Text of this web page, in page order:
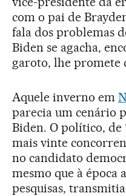
com o pai de
fala dos problemas
Biden se agacha,
garoto, lhe promete
Aquele inverno em
parecia um cenário
Biden. O político, de
mais vinte
no candidato
mesmo que à época
pesquisas,